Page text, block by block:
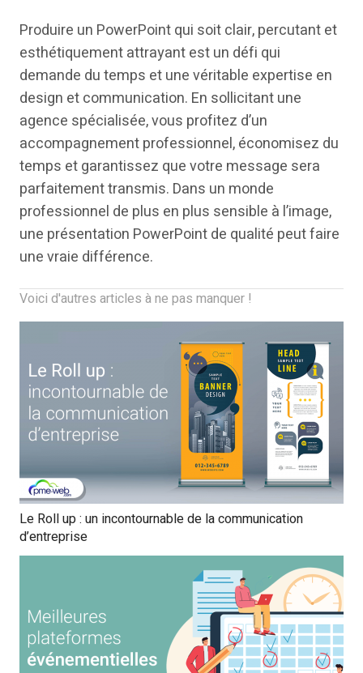
Produire un PowerPoint qui soit clair, percutant et
esthétiquement attrayant est un défi qui
demande du temps et une véritable expertise en
design et communication. En sollicitant une
agence spécialisée, vous profitez d’un
accompagnement professionnel, économisez du
temps et garantissez que votre message sera
parfaitement transmis. Dans un monde
professionnel de plus en plus sensible à l’image,
une présentation PowerPoint de qualité peut faire
une vraie différence.
Voici d'autres articles à ne pas manquer !
Le Roll up : un incontournable de la communication
d’entreprise